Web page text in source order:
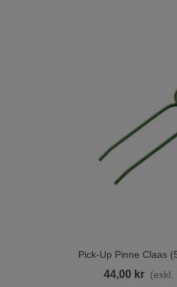
Pick-Up Pinne Claas
44,00 kr (exkl.